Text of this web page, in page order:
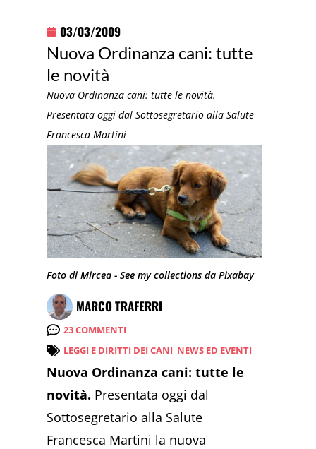
03/03/2009
Nuova Ordinanza cani: tutte
le novità
Nuova Ordinanza cani: tutte le novità.
Presentata oggi dal Sottosegretario alla Salute
Francesca Martini
Foto di Mircea - See my collections da Pixabay
MARCO TRAFERRI
23 COMMENTI
LEGGI E DIRITTI DEI CANI, NEWS ED EVENTI
Nuova Ordinanza cani: tutte le
novità. Presentata oggi dal
Sottosegretario alla Salute
Francesca Martini la nuova